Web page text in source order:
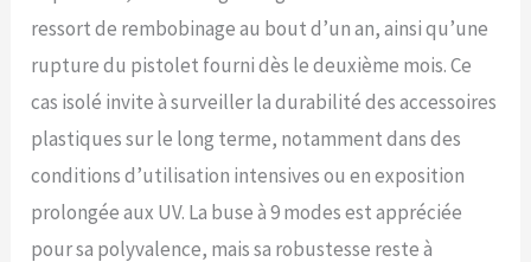
ressort de rembobinage au bout d’un an, ainsi qu’une
rupture du pistolet fourni dès le deuxième mois. Ce
cas isolé invite à surveiller la durabilité des accessoires
plastiques sur le long terme, notamment dans des
conditions d’utilisation intensives ou en exposition
prolongée aux UV. La buse à 9 modes est appréciée
pour sa polyvalence, mais sa robustesse reste à